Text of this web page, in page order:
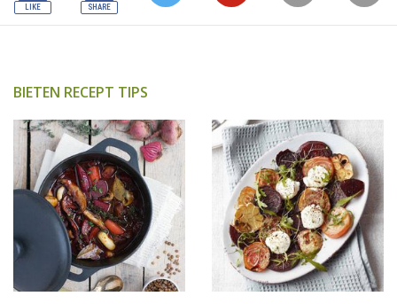
BIETEN RECEPT TIPS